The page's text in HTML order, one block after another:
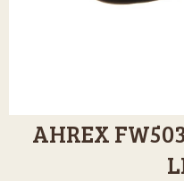
AHREX